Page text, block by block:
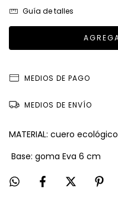
Guía de talles
MEDIOS DE PAGO
MEDIOS DE ENVÍO
MATERIAL: cuero ecológico
Base: goma Eva 6 cm